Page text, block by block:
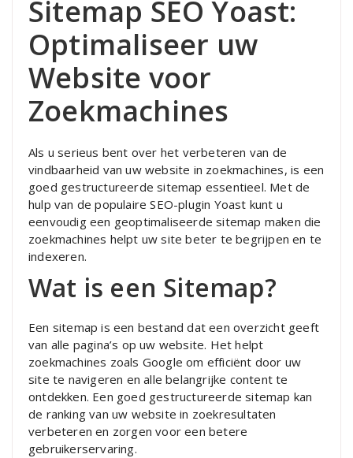
Sitemap SEO Yoast:
Optimaliseer uw
Website voor
Zoekmachines
Als u serieus bent over het verbeteren van de
vindbaarheid van uw website in zoekmachines, is een
goed gestructureerde sitemap essentieel. Met de
hulp van de populaire SEO-plugin Yoast kunt u
eenvoudig een geoptimaliseerde sitemap maken die
zoekmachines helpt uw site beter te begrijpen en te
indexeren.
Wat is een Sitemap?
Een sitemap is een bestand dat een overzicht geeft
van alle pagina’s op uw website. Het helpt
zoekmachines zoals Google om efficiënt door uw
site te navigeren en alle belangrijke content te
ontdekken. Een goed gestructureerde sitemap kan
de ranking van uw website in zoekresultaten
verbeteren en zorgen voor een betere
gebruikerservaring.